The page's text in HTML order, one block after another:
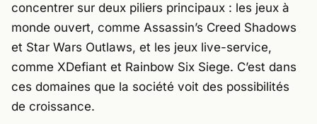
concentrer sur deux piliers principaux : les jeux à
monde ouvert, comme Assassin’s Creed Shadows
et Star Wars Outlaws, et les jeux live-service,
comme XDefiant et Rainbow Six Siege. C’est dans
ces domaines que la société voit des possibilités
de croissance.